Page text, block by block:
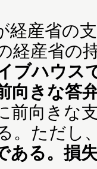
産省の
経産省の
ブハウス
向きな答
前向きな
。ただし
ある。損